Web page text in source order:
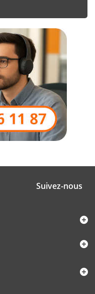
Suivez-nous